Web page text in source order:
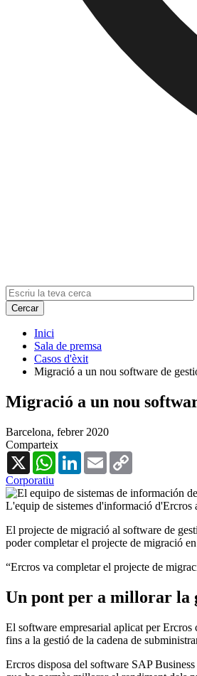
Inici
Sala de premsa
Casos d'èxit
Migració a un nou software de
Migració a un nou
Barcelona, febrer 2020
Comparteix
X
WhatsAppLinkedInEmail
Corporatiu
L'equip de sistemes d'informació d'Ercros
El projecte de migració al software de
poder completar el projecte de migració
“Ercros va completar el projecte de
Un pont per a millorar la
El software empresarial aplicat per Ercros
fins a la gestió de la cadena de
Ercros disposa del software SAP